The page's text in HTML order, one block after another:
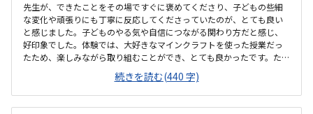
先生が、できたことをその場ですぐに褒めてくださり、子どもの些細
な変化や頑張りにも丁寧に反応してくださっていたのが、とても良い
と感じました。子どものやる気や自信につながる関わり方だと感じ、
好印象でした。体験では、大好きなマインクラフトを使った授業だっ
たため、楽しみながら取り組むことができ、とても良かったです。た
だ、今後もずっとマインクラフトを使った内容ではないと伺ったの
で、その後も興味を持って取り組めるかどうかは少し気になる点でし
た。教室は自宅から15分ほどの距離にあり、通いやすいと感じまし
た。また、駐車場もあるため、送り迎えもしやすく、安心して通わせ
続きを読む(440 字)